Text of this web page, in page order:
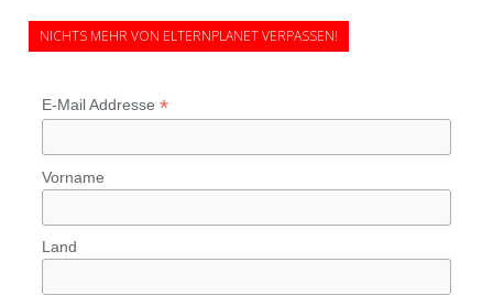
NICHTS MEHR VON ELTERNPLANET VERPASSEN!
E-Mail Addresse *
Vorname
Land